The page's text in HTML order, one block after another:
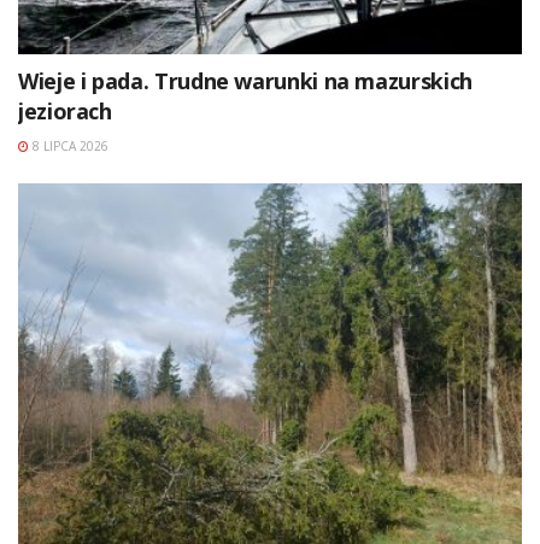
Wieje i pada. Trudne warunki na mazurskich
jeziorach
8 LIPCA 2026